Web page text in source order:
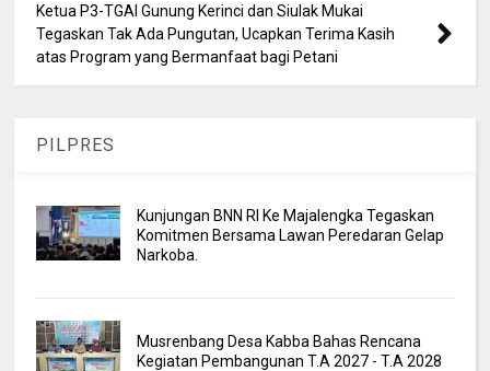
Ketua P3-TGAI Gunung Kerinci dan Siulak Mukai
Tegaskan Tak Ada Pungutan, Ucapkan Terima Kasih
atas Program yang Bermanfaat bagi Petani
PILPRES
Kunjungan BNN RI Ke Majalengka Tegaskan
Komitmen Bersama Lawan Peredaran Gelap
Narkoba.
Musrenbang Desa Kabba Bahas Rencana
Kegiatan Pembangunan T.A 2027 - T.A 2028